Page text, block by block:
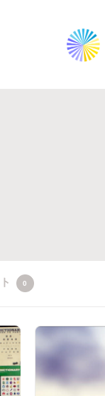
0